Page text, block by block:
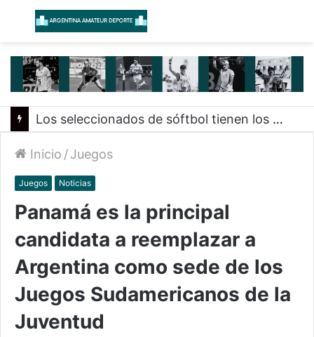
Menú
Los seleccionados de sóftbol tienen los convocados para los Juegos Suramericanos 2026
Inicio /Juegos
Juegos Noticias
Panamá es la principal
candidata a reemplazar a
Argentina como sede de los
Juegos Sudamericanos de la
Juventud